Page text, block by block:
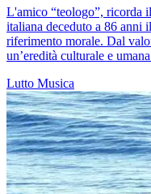
L'amico “teologo”, ricorda
italiana deceduto a 86 anni
riferimento morale. Dal
un’eredità culturale e
Lutto Musica